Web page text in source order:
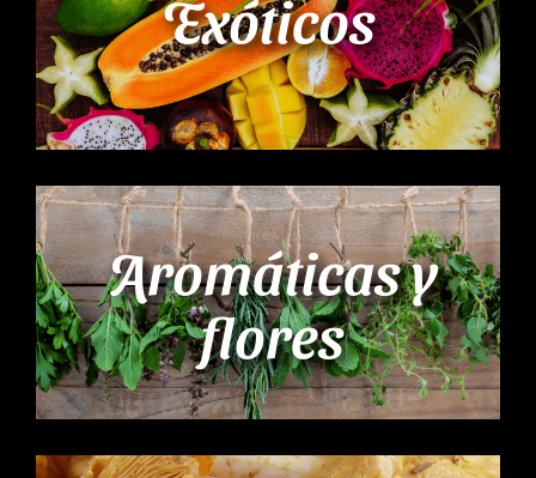
Exóticos
Aromáticas y
flores